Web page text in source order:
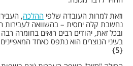
וזאת למרות העובדה שלפי ההלכה,
נחשבת קלה יחסית – בהשוואה לעבירות
ובכל זאת, יהודים רבים רואים בחומרה
בעיני הנוצרים הוא נתפס כאחד
5